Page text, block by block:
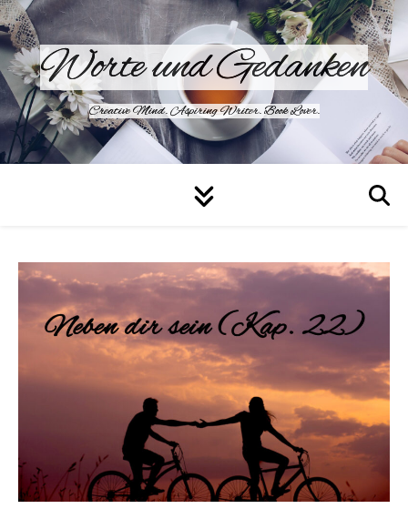
Worte und Gedanken
Creative Mind. Aspiring Writer. Book Lover.